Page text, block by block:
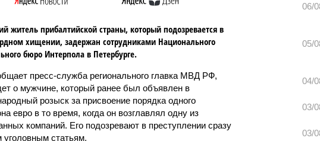
житель прибалтийской страны, который подозревается в
хищении, задержан сотрудниками Национального
бюро Интерпола в Петербурге.
пресс-служба регионального главка МВД РФ,
о мужчине, который ранее был объявлен в
розыск за присвоение порядка одного
евро в то время, когда он возглавлял одну из
компаний. Его подозревают в преступлении сразу
уголовным статьям.
06/
05/
04/
03/
03/